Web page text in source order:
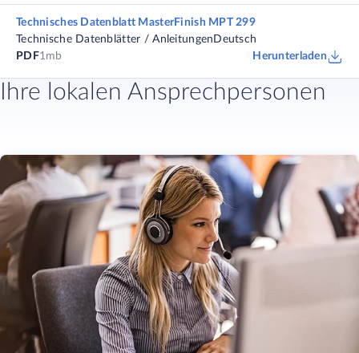
Technisches Datenblatt MasterFinish MPT 299
Technische Datenblätter / Anleitungen Deutsch
PDF1mb Herunterladen
Ihre lokalen Ansprechpersonen